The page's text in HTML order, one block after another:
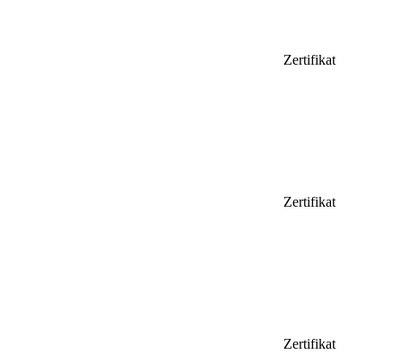
Zertifikat
Zertifikat
Zertifikat